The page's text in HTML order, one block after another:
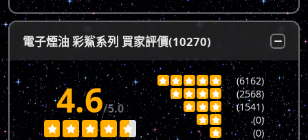
電子煙油 彩鯊系列 買家評價(10270)
4.6/5.0
    
     (6162)
    (2568)
   (1541)
  (0)
 (0)